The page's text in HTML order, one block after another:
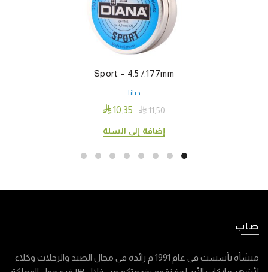
Sport – 4.5 /.177mm
ديانا

11٫50  10٫35
إضافة إلى السلة
صاب
منشأة تأسست في عام 1991 م رائدة في مجال الصيد والرحلات وكلاء